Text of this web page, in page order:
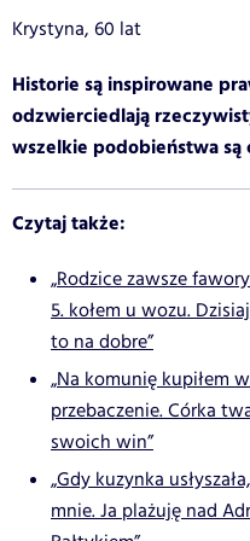
Krystyna, 60 lat
Historie są inspirowane
odzwierciedlają
wszelkie podobieństwa
Czytaj także:
„Rodzice zawsze
5. kołem u wozu.
to na dobre”
„Na komunię kupiłem
przebaczenie. Córka
swoich win”
„Gdy kuzynka
mnie. Ja plażuję nad